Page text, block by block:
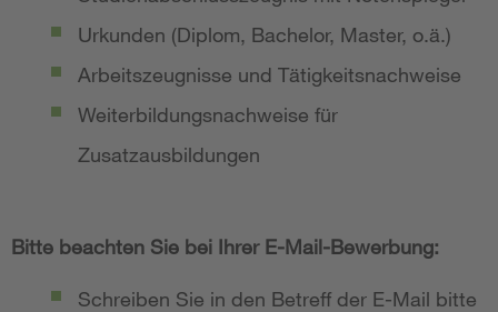
Urkunden (Diplom, Bachelor, Master, o.ä.)
Arbeitszeugnisse und Tätigkeitsnachweise
Weiterbildungsnachweise für
Zusatzausbildungen
Bitte beachten Sie bei Ihrer E-Mail-Bewerbung:
Schreiben Sie in den Betreff der E-Mail bitte